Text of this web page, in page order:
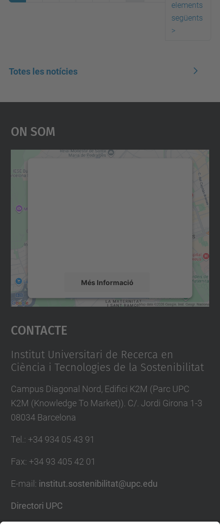
elements
següents
>
Totes les notícies
On Som
Més Informació
Accepta
powered by
Contacte
Institut Universitari de Recerca en
Ciència i Tecnologies de la Sostenibilitat
Campus Diagonal Nord, Edifici K2M (Parc UPC
K2M (Knowledge To Market)). C/. Jordi Girona 1-3
08034 Barcelona
Tel. : +34 934 05 43 91
Fax: +34 93 405 42 01
E-mail : institut.sostenibilitat@upc.edu
Directori UPC